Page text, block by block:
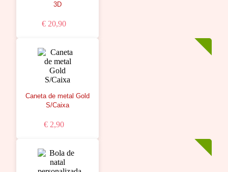
3D
€ 20,90
Caneta de metal Gold
S/Caixa
€ 2,90